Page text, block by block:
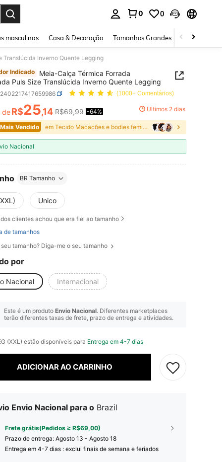
0 0
masculinas Casa & Decoração Tamanhos Grandes Joias e
Inverno Quente Legging
Indicado
Meia-Calça Térmica Forrada
Puls Size Translúcida Inverno Quente Legging
(1000+ Comentários)
AND AVAILABILITY
deR$25,14 R$69,99 -64% Últimos 2 dias
Vendido em Tecido Macacões e bodies femininos
Nacional
BR Tamanho
Unico
dos clientes achou que era fiel ao tamanho
de tamanhos
tamanho? Diga-me o seu tamanho
por
Nacional Internacional
Este é um produto Envio Nacional. Diferentes marketplaces
terão diferentes taxas de frete, prazo de entrega e atividades.
(XXL) estão disponíveis para Entrega em 4-7 dias
ADICIONAR AO CARRINHO
Envio Nacional para o Brazil
Frete grátis(Pedidos ≥ R$69,00)
Prazo de entrega: Agosto 13 - Agosto 18
Entrega em 4-7 dias : exclui finais de semana e feriados